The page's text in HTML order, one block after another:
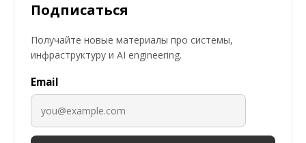
Подписаться
Получайте новые материалы про системы,
инфраструктуру и AI engineering.
Email